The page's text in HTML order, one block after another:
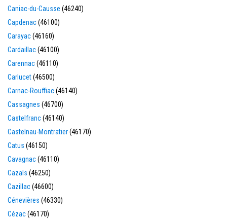
Caniac-du-Causse (46240)
Capdenac(46100)
Carayac(46160)
Cardaillac(46100)
Carennac(46110)
Carlucet(46500)
Carnac-Rouffiac(46140)
Cassagnes (46700)
Castelfranc(46140)
Castelnau-Montratier(46170)
Catus (46150)
Cavagnac(46110)
Cazals (46250)
Cazillac(46600)
Cénevières (46330)
Cézac(46170)